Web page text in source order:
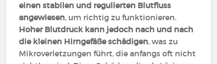
einen stabilen und regulierten Blutfluss
angewiesen, um richtig zu funktionieren.
Hoher Blutdruck kann jedoch nach und nach
die kleinen Hirngefäße schädigen, was zu
Mikroverletzungen führt, die anfangs oft nicht